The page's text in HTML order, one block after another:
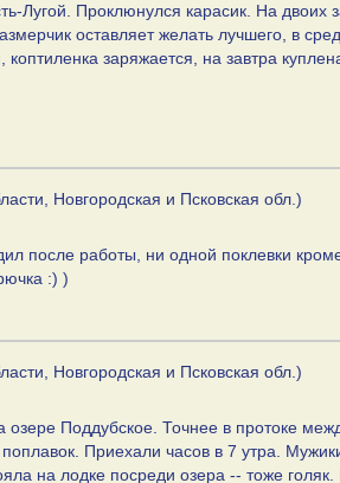
Лугой. Проклюнулся карасик. На двоих
оставляет желать лучшего, в
заряжается, на завтра
Новгородская и Псковская обл.)
после работы, ни одной поклевки
:) )
Новгородская и Псковская обл.)
озере Поддубское. Точнее в протоке
Приехали часов в 7 утра.
на лодке посреди озера -- тоже